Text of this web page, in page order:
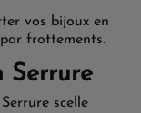
vos bijoux en
frottements.
Serrure
scelle